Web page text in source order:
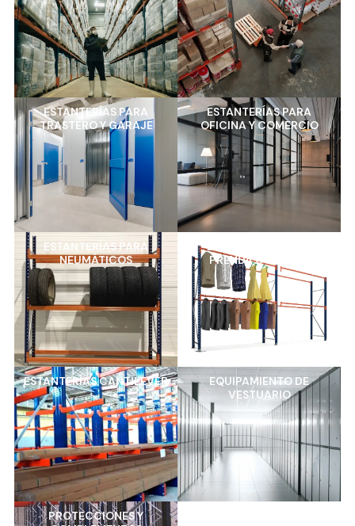
ESTANTERÍAS PARA
TRASTERO Y GARAJE
ESTANTERÍAS PARA
OFICINA Y COMERCIO
ESTANTERÍAS PARA
NEUMÁTICOS
ESTANTERÍAS PARA
PRENDA COLGADA
ESTANTERÍAS CANTILEVER
EQUIPAMIENTO DE
VESTUARIO
PROTECCIONES Y